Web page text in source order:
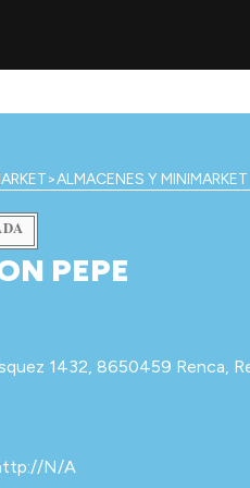
>ALMACENES Y MINIMARKET
PEPE
1432, 8650459 Renca,
N/A